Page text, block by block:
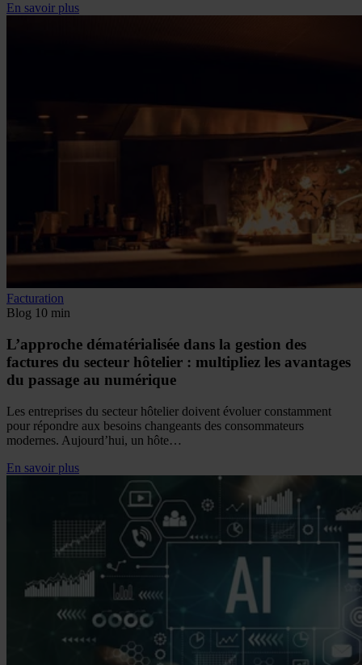
En savoir plus
Facturation
Blog 10 min
L’approche dématérialisée dans la gestion des
factures du secteur hôtelier : multipliez les avantages
du passage au numérique
Les entreprises du secteur hôtelier doivent évoluer constamment
pour répondre aux besoins changeants des consommateurs
modernes. Aujourd’hui, un hôte…
En savoir plus